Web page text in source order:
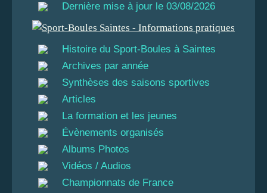
Dernière mise à jour le 03/08/2026
Histoire du Sport-Boules à Saintes
Archives par année
Synthèses des saisons sportives
Articles
La formation et les jeunes
Évènements organisés
Albums Photos
Vidéos / Audios
Championnats de France